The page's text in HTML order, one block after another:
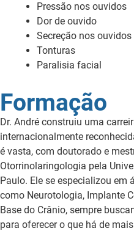
Pressão nos ouvidos
Dor de ouvido
Secreção nos ouvidos
Tonturas
Paralisia facial
Formação
Dr. André construiu uma
internacionalmente
é vasta, com doutorado e
Otorrinolaringologia pela
Paulo. Ele se especializou em
como Neurotologia, Implante
Base do Crânio, sempre
para oferecer o que há de